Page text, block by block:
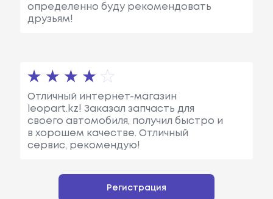
определенно буду рекомендовать
друзьям!
Отличный интернет-магазин
leopart.kz! Заказал запчасть для
своего автомобиля, получил быстро и
в хорошем качестве. Отличный
сервис, рекомендую!
Регистрация